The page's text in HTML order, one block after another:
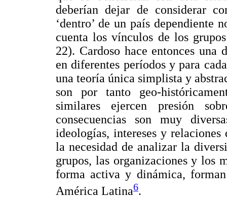
deberían dejar de considerar
‘dentro’ de un país dependiente
cuenta los vínculos de los
22). Cardoso hace entonces una
en diferentes períodos y para
una teoría única simplista y
son por tanto geo-
similares ejercen presión
consecuencias son muy
ideologías, intereses y
la necesidad de analizar la
grupos, las organizaciones y los
forma activa y dinámica,
América Latina6.